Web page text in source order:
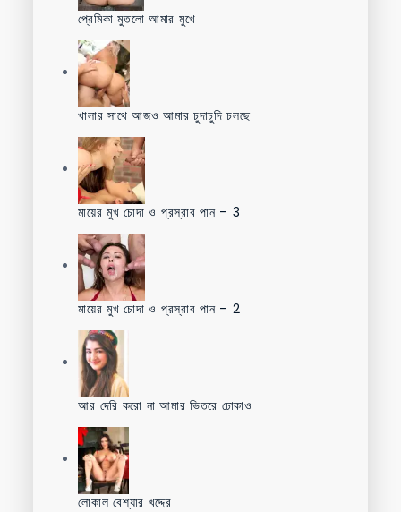
প্রেমিকা মুতলো আমার মুখে
খালার সাথে আজও আমার চুদাচুদি চলছে
মায়ের মুখ চোদা ও প্রস্রাব পান – 3
মায়ের মুখ চোদা ও প্রস্রাব পান – 2
আর দেরি করো না আমার ভিতরে ঢোকাও
লোকাল বেশ্যার খদ্দের